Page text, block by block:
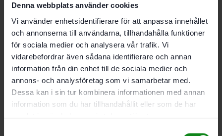
Denna webbplats använder cookies
Vi använder enhetsidentifierare för att anpassa innehållet
och annonserna till användarna, tillhandahålla funktioner
för sociala medier och analysera vår trafik. Vi
vidarebefordrar även sådana identifierare och annan
information från din enhet till de sociala medier och
annons- och analysföretag som vi samarbetar med.
Dessa kan i sin tur kombinera informationen med annan
information som du har tillhandahållit eller som de har
Lägg till i varukorg
Festool Bandad gipsskruv DWS C CT 3.9×45
591 kr
Lägg till i varukorg